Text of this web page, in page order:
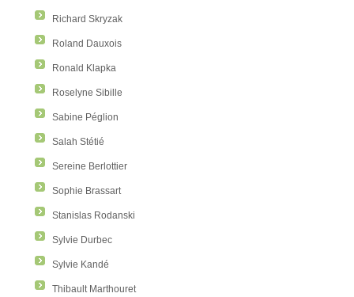
Richard Skryzak
Roland Dauxois
Ronald Klapka
Roselyne Sibille
Sabine Péglion
Salah Stétié
Sereine Berlottier
Sophie Brassart
Stanislas Rodanski
Sylvie Durbec
Sylvie Kandé
Thibault Marthouret